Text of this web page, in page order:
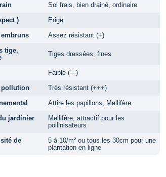
Sol frais, bien drainé, ordinaire
)
Erigé
Assez résistant (+)
tige,
Tiges dressées, fines
Faible (---)
pollution
Très résistant (+++)
Attire les papillons, Mellifère
jardinier
Mellifère, attractif pour les
pollinisateurs
de
5 à 10/m² ou tous les 30cm pour une
plantation en ligne